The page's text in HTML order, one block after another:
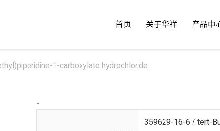
首页 关于华祥 产品中
1-carboxylate hydrochloride
-
359629-16-6 / tert-